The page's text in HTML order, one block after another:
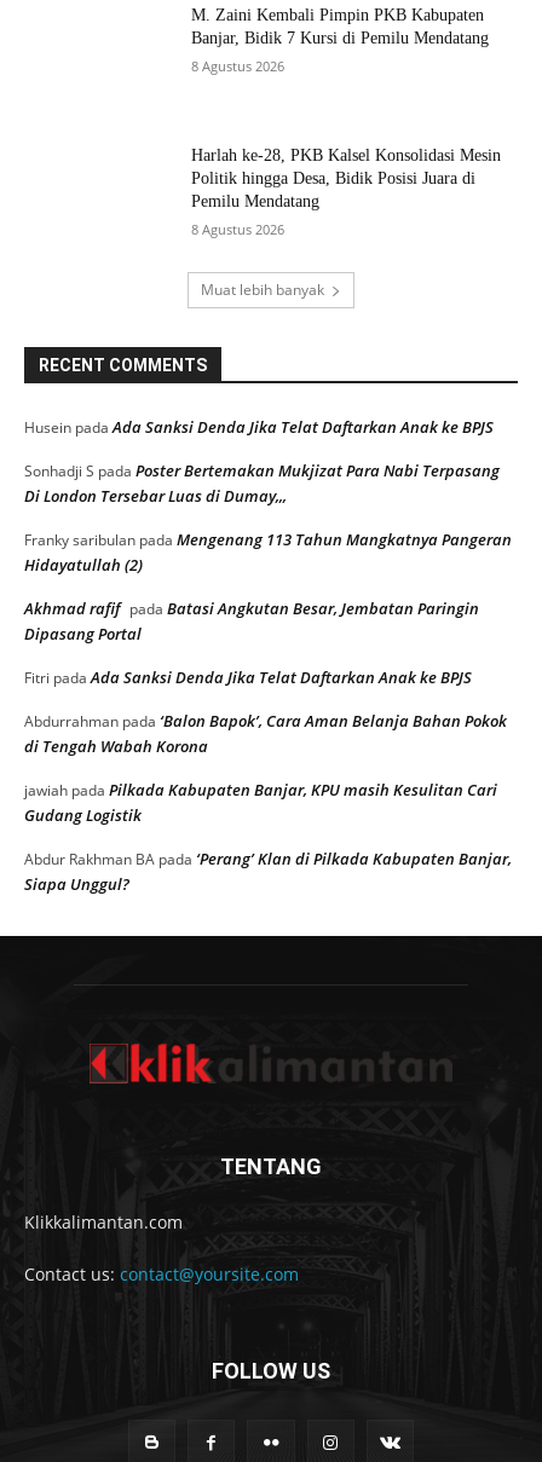
M. Zaini Kembali Pimpin PKB Kabupaten
Banjar, Bidik 7 Kursi di Pemilu Mendatang
8 Agustus 2026
Harlah ke-28, PKB Kalsel Konsolidasi Mesin
Politik hingga Desa, Bidik Posisi Juara di
Pemilu Mendatang
8 Agustus 2026
Muat lebih banyak
RECENT COMMENTS
Husein padaAda Sanksi Denda Jika Telat Daftarkan Anak ke BPJS
Sonhadji S pada Poster Bertemakan Mukjizat Para Nabi Terpasang
Di London Tersebar Luas di Dumay,,,
Franky saribulan pada Mengenang 113 Tahun Mangkatnya Pangeran
Hidayatullah (2)
Akhmad rafif pada Batasi Angkutan Besar, Jembatan Paringin
Dipasang Portal
Fitri padaAda Sanksi Denda Jika Telat Daftarkan Anak ke BPJS
Abdurrahman pada ‘Balon Bapok’, Cara Aman Belanja Bahan Pokok
di Tengah Wabah Korona
jawiah pada Pilkada Kabupaten Banjar, KPU masih Kesulitan Cari
Gudang Logistik
Abdur Rakhman BA pada ‘Perang’ Klan di Pilkada Kabupaten Banjar,
Siapa Unggul?
TENTANG
Klikkalimantan.com
Contact us: contact@yoursite.com
FOLLOW US